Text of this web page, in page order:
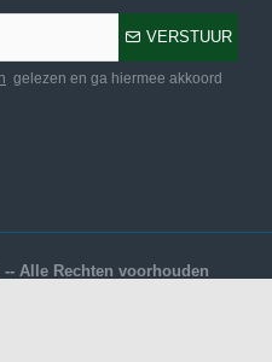
VERSTUUR
gelezen en ga hiermee akkoord
Alle Rechten voorhouden